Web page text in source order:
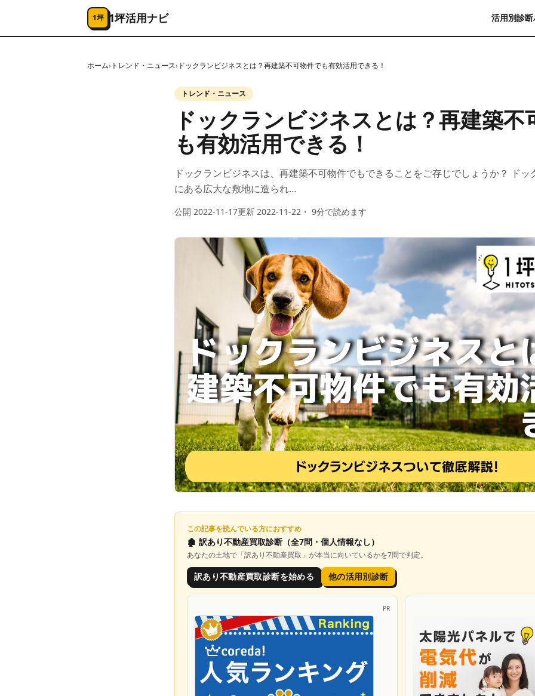
コンテンツへスキップ
1坪 1坪活用ナビ 活用別診断
ホーム› トレンド・ニュース› ドックランビジネスとは？再建築不可物件でも有効活用できる！
トレンド・ニュース
ドックランビジネスとは？再建築不
も有効活用できる！
ドックランビジネスは、再建築不可物件でもできることをご存じでしょうか？ ド
にある広大な敷地に造られ…
公開 2022-11-17更新 2022-11-22 ・ 9分で読めます
この記事を読んでいる方におすすめ
🏚️ 訳あり不動産買取診断 （全7問・個人情報なし）
あなたの土地で「訳あり不動産買取 」が本当に向いているかを7問で判定。
訳あり不動産買取診断を始める 他の活用別診断
PR